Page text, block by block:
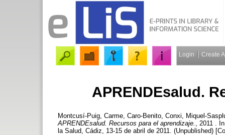
Login Create
APRENDEsalud.
Montcusí-Puig, Carme Caro-Benito, Conxi
Miquel-
APRENDEsalud. Recursos para el aprendizaje.
, 2011 .
la Salud, Cádiz, 13-15 de abril de 2011. (Unpublished)